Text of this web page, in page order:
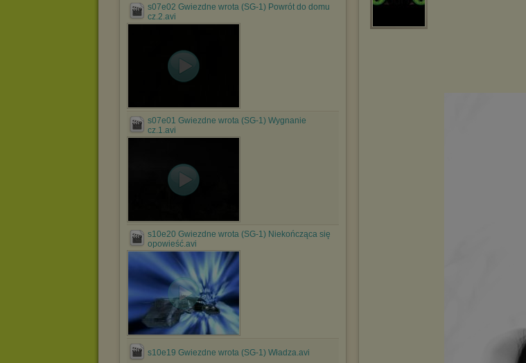
s07e02 Gwiezdne wrota (SG-1) Powrót do domu
cz.2.avi
s07e01 Gwiezdne wrota (SG-1) Wygnanie
cz.1.avi
s10e20 Gwiezdne wrota (SG-1) Niekończąca się
opowieść.avi
s10e19 Gwiezdne wrota (SG-1) Władza.avi